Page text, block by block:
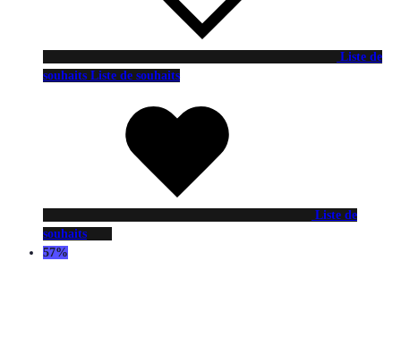
Liste de
souhaits Liste de souhaits
Liste de
souhaits
57%